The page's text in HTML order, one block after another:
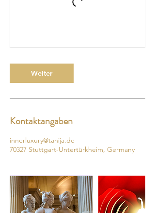
Weiter
Kontaktangaben
innerluxury@tanija.de
70327 Stuttgart-Untertürkheim, Germany